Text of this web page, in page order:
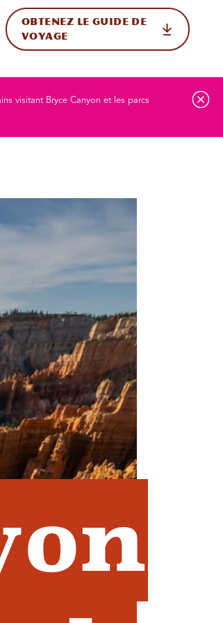
OBTENEZ LE GUIDE DE
VOYAGE
visitant Bryce Canyon et les parcs